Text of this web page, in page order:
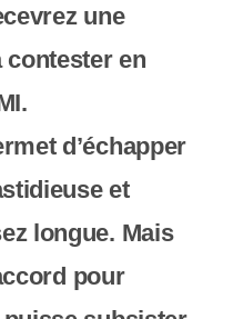
une
contester en
d’échapper
et
longue. Mais
pour